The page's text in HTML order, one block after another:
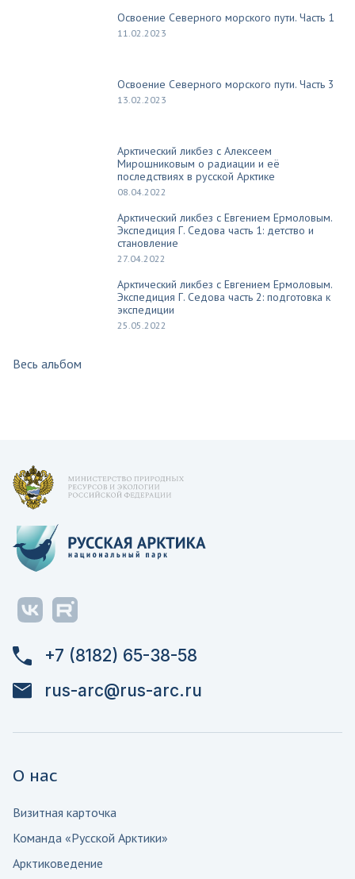
Освоение Северного морского пути. Часть 1
11.02.2023
Освоение Северного морского пути. Часть 3
13.02.2023
Арктический ликбез с Алексеем
Мирошниковым о радиации и её
последствиях в русской Арктике
08.04.2022
Арктический ликбез с Евгением Ермоловым.
Экспедиция Г. Седова часть 1: детство и
становление
27.04.2022
Арктический ликбез с Евгением Ермоловым.
Экспедиция Г. Седова часть 2: подготовка к
экспедиции
25.05.2022
Весь альбом
+7 (8182) 65-38-58
rus-arc@rus-arc.ru
О нас
Визитная карточка
Команда «Русской Арктики»
Арктиковедение